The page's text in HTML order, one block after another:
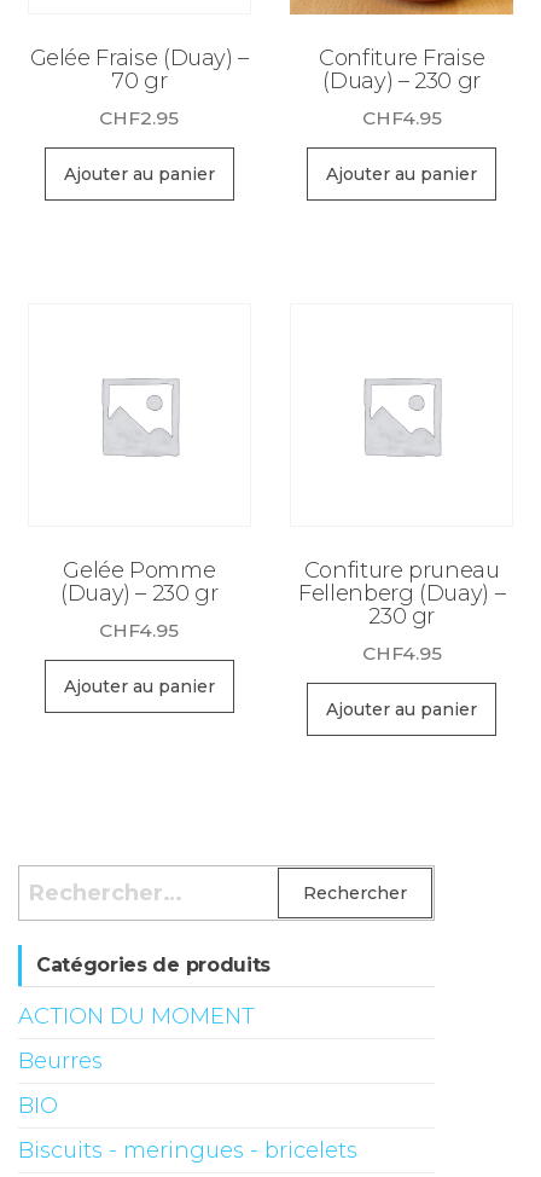
Gelée Fraise (Duay) –
70 gr
CHF2.95
Ajouter au panier
Confiture Fraise
(Duay) – 230 gr
CHF4.95
Ajouter au panier
Gelée Pomme
(Duay) – 230 gr
CHF4.95
Ajouter au panier
Confiture pruneau
Fellenberg (Duay) –
230 gr
CHF4.95
Ajouter au panier
Rechercher :
Catégories de produits
ACTION DU MOMENT
Beurres
BIO
Biscuits - meringues - bricelets